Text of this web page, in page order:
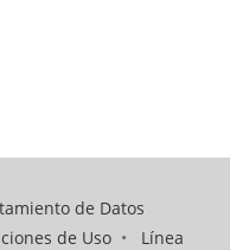
de Datos
de Uso• Línea